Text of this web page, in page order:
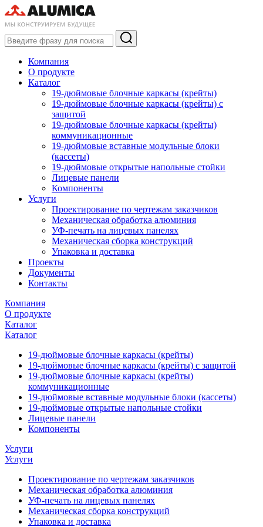
Компания
О продукте
Каталог
19-дюймовые блочные каркасы (крейты)
19-дюймовые блочные каркасы (крейты) с
защитой
19-дюймовые блочные каркасы (крейты)
коммуникационные
19-дюймовые вставные модульные блоки
(кассеты)
19-дюймовые открытые напольные стойки
Лицевые панели
Компоненты
Услуги
Проектирование по чертежам заказчиков
Механическая обработка алюминия
УФ-печать на лицевых панелях
Механическая сборка конструкций
Упаковка и доставка
Проекты
Документы
Контакты
Компания
О продукте
Каталог
Каталог
19-дюймовые блочные каркасы (крейты)
19-дюймовые блочные каркасы (крейты) с защитой
19-дюймовые блочные каркасы (крейты)
коммуникационные
19-дюймовые вставные модульные блоки (кассеты)
19-дюймовые открытые напольные стойки
Лицевые панели
Компоненты
Услуги
Услуги
Проектирование по чертежам заказчиков
Механическая обработка алюминия
УФ-печать на лицевых панелях
Механическая сборка конструкций
Упаковка и доставка